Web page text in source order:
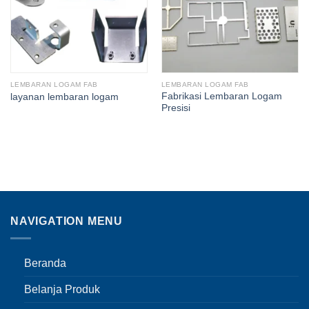
LEMBARAN LOGAM FAB
layanan lembaran logam
LEMBARAN LOGAM FAB
Fabrikasi Lembaran Logam
Presisi
NAVIGATION MENU
Beranda
Belanja Produk